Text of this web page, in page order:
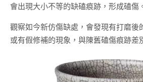
會出現大小不等的缺磕痕跡，形成磕傷
觀察如今新仿傷缺處，會發現有打磨後
或有假修補的現象，與陳舊磕傷痕跡差